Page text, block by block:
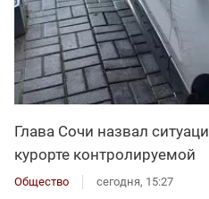
Глава Сочи назвал
курорте контролируемой
Общество сегодня, 15:27